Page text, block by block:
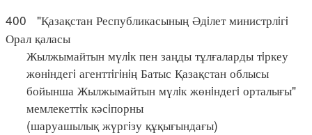
400 "Қазақстан Республикасының Әдiлет министрлiгi
Орал қаласы
Жылжымайтын мүлiк пен заңды тұлғаларды тiркеу
жөнiндегi агенттiгiнiң Батыс Қазақстан облысы
бойынша Жылжымайтын мүлiк жөнiндегi орталығы"
мемлекеттiк кәсiпорны
(шаруашылық жүргiзу құқығындағы)